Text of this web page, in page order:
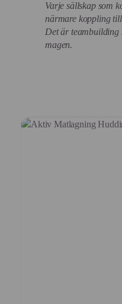
Varje sällskap som
närmare koppling
Det är teambuilding
magen.